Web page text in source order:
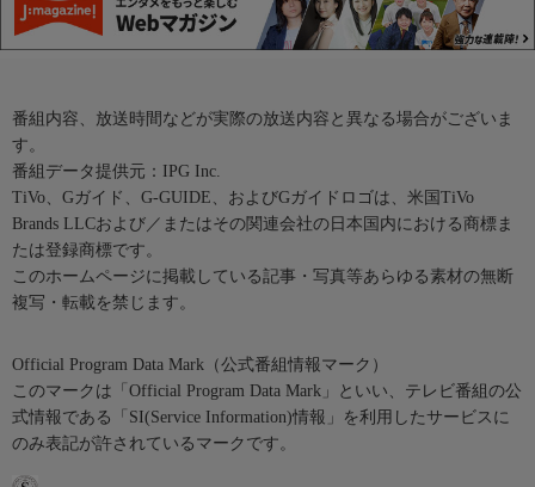
番組内容、放送時間などが実際の放送内容と異なる場合がございま
す。
番組データ提供元：IPG Inc.
TiVo、Gガイド、G-GUIDE、およびGガイドロゴは、米国TiVo
Brands LLCおよび／またはその関連会社の日本国内における商標ま
たは登録商標です。
このホームページに掲載している記事・写真等あらゆる素材の無断
複写・転載を禁じます。
Official Program Data Mark（公式番組情報マーク）
このマークは「Official Program Data Mark」といい、テレビ番組の公
式情報である「SI(Service Information)情報」を利用したサービスに
のみ表記が許されているマークです。